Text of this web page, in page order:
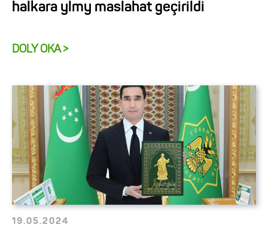
halkara ylmy maslahat geçirildi
DOLY OKA >
19.05.2024